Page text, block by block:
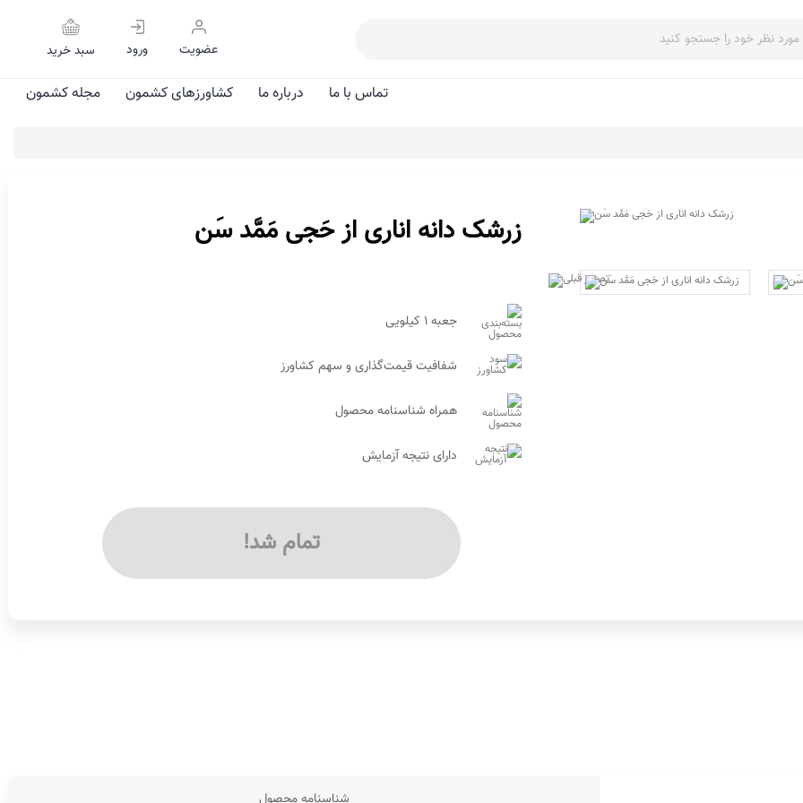
عضویت ورود سبد خرید
تماس با ما درباره ما کشاورزهای کشمون مجله کشمون
زرشک دانه اناری از حَجی مَمَّد سَن
جعبه 1 کیلویی
شفافیت قیمت‌گذاری و سهم کشاورز
همراه شناسنامه محصول
دارای نتیجه آزمایش
تمام شد!
شناسنامه محصول